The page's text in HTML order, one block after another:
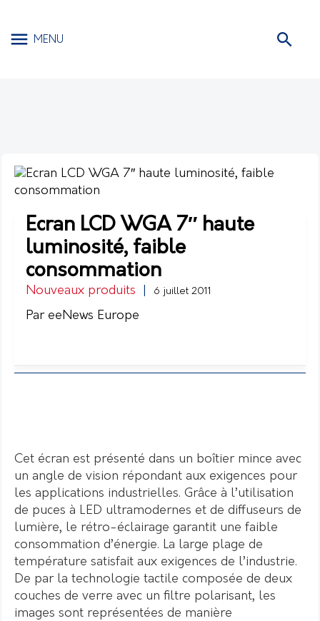
MENU
Ecran LCD WGA 7″ haute
luminosité, faible
consommation
Nouveaux produits 6 juillet 2011
Par eeNews Europe
Cet écran est présenté dans un boîtier mince avec
un angle de vision répondant aux exigences pour
les applications industrielles. Grâce à l’utilisation
de puces à LED ultramodernes et de diffuseurs de
lumière, le rétro-éclairage garantit une faible
consommation d’énergie. La large plage de
température satisfait aux exigences de l’industrie.
De par la technologie tactile composée de deux
couches de verre avec un filtre polarisant, les
images sont représentées de manière